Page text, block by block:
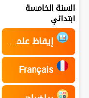
السنة الخامسة
ابتدائي
إيقاظ علمي
Français